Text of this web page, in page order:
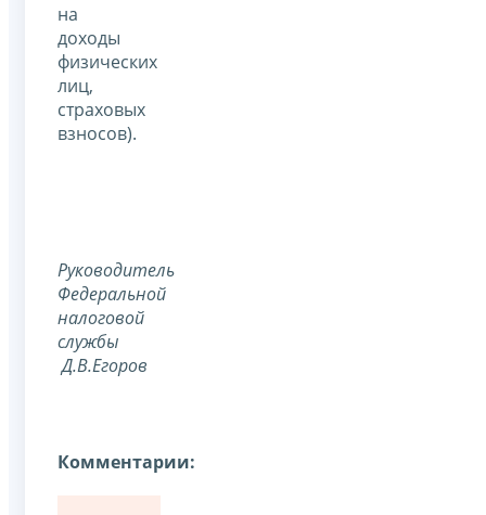
на
доходы
физических
лиц,
страховых
взносов).
Руководитель
Федеральной
налоговой
службы
Д.В.Егоров
Комментарии: